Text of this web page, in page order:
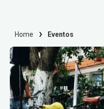
Home Eventos